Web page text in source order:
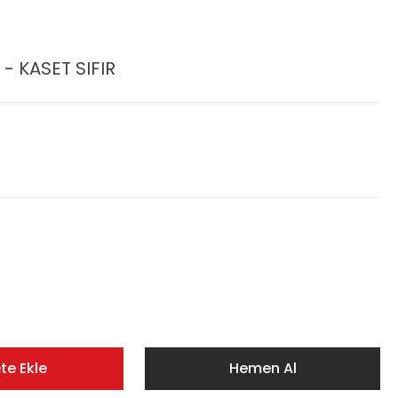
KASET SIFIR
Ekle Hemen Al